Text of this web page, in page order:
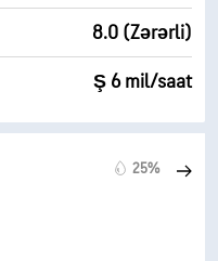
8.0 (Zərərli)
Ş 6 mil/saat
25%